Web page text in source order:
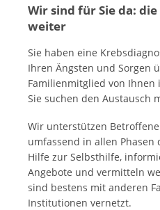
Wir sind für Sie da:
weiter
Sie haben eine
Ihren Ängsten und Sorgen
Familienmitglied von Ihnen
Sie suchen den Austausch
Wir unterstützen
umfassend in allen Phasen
Hilfe zur Selbsthilfe,
Angebote und vermitteln
sind bestens mit anderen
Institutionen vernetzt.